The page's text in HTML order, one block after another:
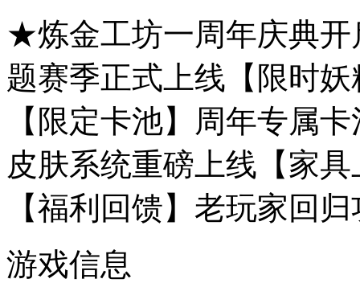
★炼金工坊一周年庆典开
题赛季正式上线【限时
【限定卡池】周年专属
皮肤系统重磅上线【家
【福利回馈】老玩家回
游戏信息